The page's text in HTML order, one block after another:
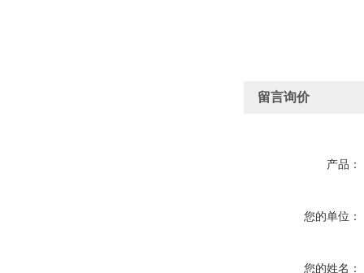
留言询价
产品：
您的单位：
您的姓名：